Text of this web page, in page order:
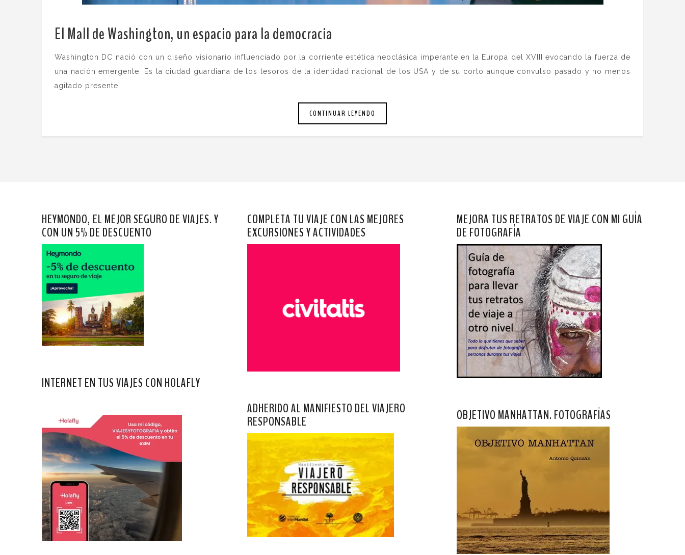
El Mall de Washington, un espacio para la democracia
Washington DC nació con un diseño visionario influenciado por la corriente estética neoclásica imperante en la Europa del XVIII evocando la fuerza de
una nación emergente. Es la ciudad guardiana de los tesoros de la identidad nacional de los USA y de su corto aunque convulso pasado y no menos
agitado presente.
CONTINUAR LEYENDO
HEYMONDO, EL MEJOR SEGURO DE VIAJES. Y
CON UN 5% DE DESCUENTO
INTERNET EN TUS VIAJES CON HOLAFLY
COMPLETA TU VIAJE CON LAS MEJORES
EXCURSIONES Y ACTIVIDADES
ADHERIDO AL MANIFIESTO DEL VIAJERO
RESPONSABLE
MEJORA TUS RETRATOS DE VIAJE CON MI GUÍA
DE FOTOGRAFÍA
OBJETIVO MANHATTAN. FOTOGRAFÍAS